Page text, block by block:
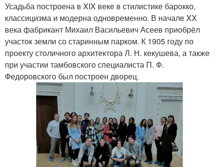
Усадьба построена в XIX веке в стилистике барокко,
классицизма и модерна одновременно. В начале XX
века фабрикант Михаил Васильевич Асеев приобрёл
участок земли со старинным парком. К 1905 году по
проекту столичного архитектора Л. Н. кекушева, а также
при участии тамбовского специалиста П. Ф.
Федоровского был построен дворец.